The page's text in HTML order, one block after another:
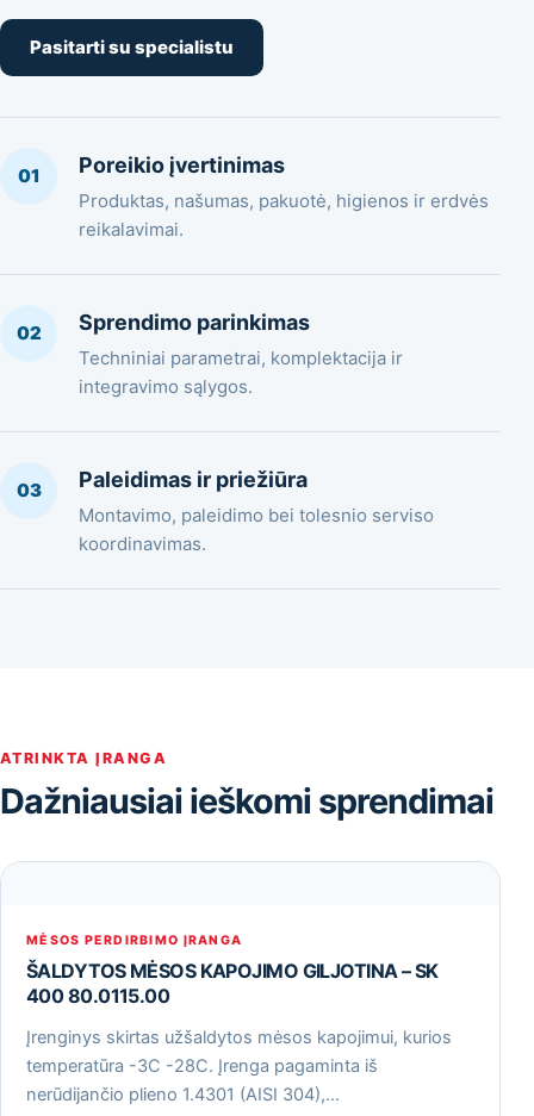
Pasitarti su specialistu
01 Poreikio įvertinimas
Produktas, našumas, pakuotė, higienos ir erdvės
reikalavimai.
02 Sprendimo parinkimas
Techniniai parametrai, komplektacija ir
integravimo sąlygos.
03 Paleidimas ir priežiūra
Montavimo, paleidimo bei tolesnio serviso
koordinavimas.
ATRINKTA ĮRANGA
Dažniausiai ieškomi sprendimai
MĖSOS PERDIRBIMO ĮRANGA
ŠALDYTOS MĖSOS KAPOJIMO GILJOTINA – SK
400 80.0115.00
Įrenginys skirtas užšaldytos mėsos kapojimui, kurios
temperatūra -3С -28С. Įrenga pagaminta iš
nerūdijančio plieno 1.4301 (AISI 304),…